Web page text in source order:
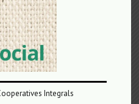
Integrals